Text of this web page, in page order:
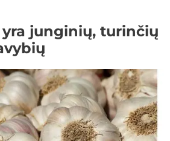
yra junginių, turinčių